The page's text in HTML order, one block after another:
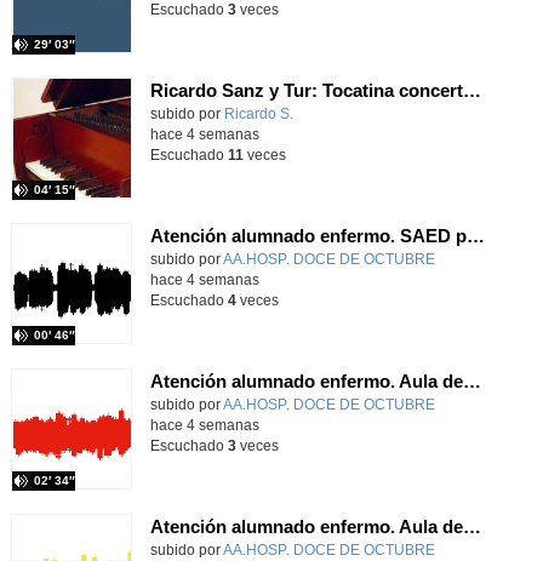
29′ 03″
Escuchado 3veces
Ricardo Sanz y Tur: Tocatina concertante al aire español
subido por Ricardo S.
04′ 15″
hace 4 semanas
Escuchado 11 veces
Atención alumnado enfermo. SAED primaria. José Nesh-Nash García
Contenido educativo.
subido porAA.HOSP. DOCE DE OCTUBRE
00′ 46″
-
hace 4 semanas
Escuchado 4veces
Atención alumnado enfermo. Aula dentro del hospital. Sara Martín Fernández.
Contenido educativo.
subido porAA.HOSP. DOCE DE OCTUBRE
02′ 34″
-
hace 4 semanas
Escuchado 3veces
Atención alumnado enfermo. Aula dentro del hospital. Rosa María Poza Hervás
Contenido educativo.
subido porAA.HOSP. DOCE DE OCTUBRE-